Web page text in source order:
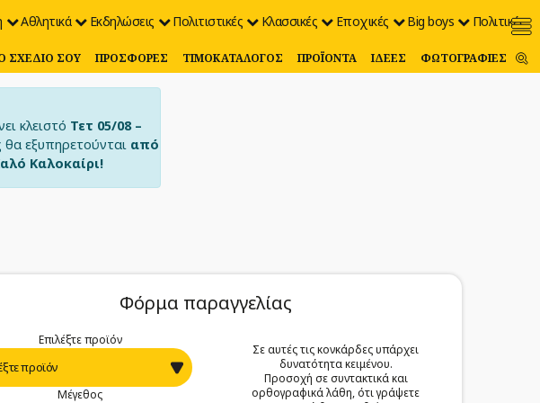
Αθλητικά Εκδηλώσεις Πολιτιστικές Κλασσικές Εποχικές Big boys Πολιτικές
ΣΧΈΔΙΟ ΣΟΥ ΠΡΟΣΦΟΡΈΣ ΤΙΜΟΚΑΤΆΛΟΓΟΣ ΠΡΟΪΌΝΤΑ ΙΔΈΕΣ ΦΩΤΟΓΡΑΦΊΕΣ
κλειστό Τετ 05/08 –
θα εξυπηρετούνται από
Καλοκαίρι!
Φόρμα παραγγελίας
Επιλέξτε προϊόν
Μέγεθος
Σε αυτές τις κονκάρδες υπάρχει
δυνατότητα κειμένου.
Προσοχή σε συντακτικά και
ορθογραφικά λάθη, ότι γράψετε